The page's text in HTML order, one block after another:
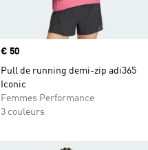
Prix
€ 50
Pull de running demi-zip adi365
Iconic
Femmes Performance
3 couleurs